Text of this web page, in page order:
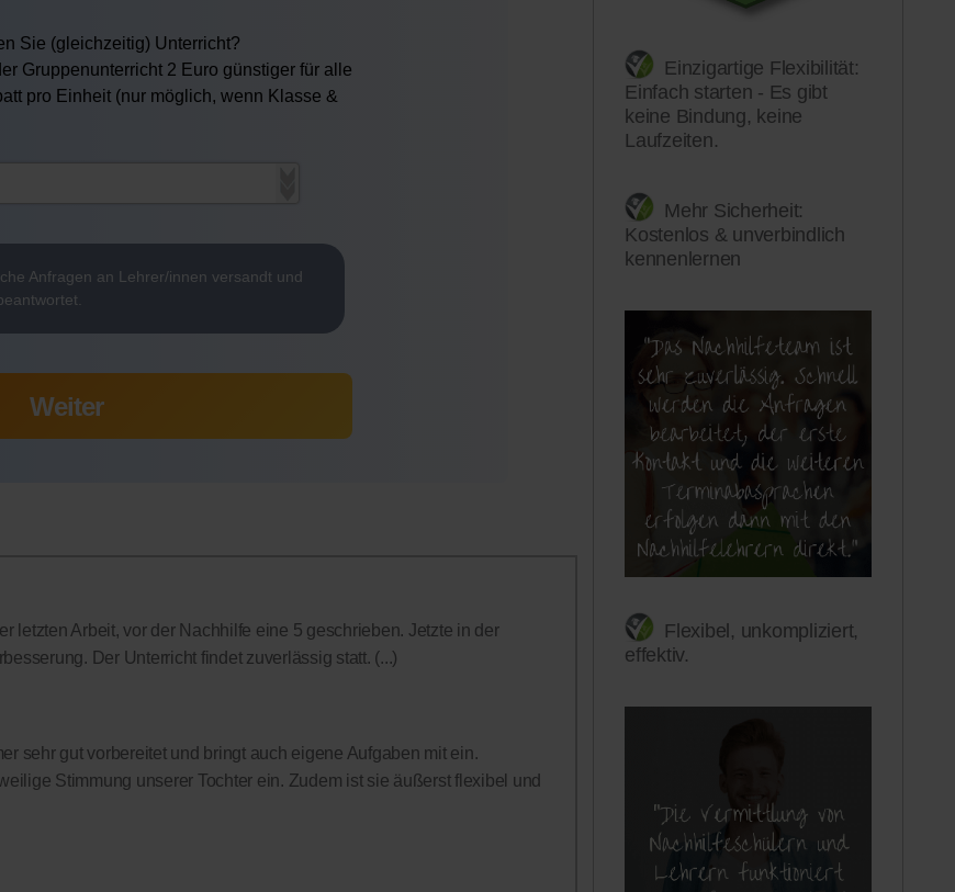
Einzigartige Flexibilität:
Einfach starten - Es gibt
keine Bindung, keine
Laufzeiten.
Mehr Sicherheit:
Kostenlos & unverbindlich
kennenlernen
Flexibel, unkompliziert,
effektiv.
Sie (gleichzeitig) Unterricht?
Gruppenunterricht 2 Euro günstiger für alle
pro Einheit (nur möglich, wenn Klasse &
Anfragen an Lehrer/innen versandt und
letzten Arbeit, vor der Nachhilfe eine 5 geschrieben. Jetzte in der
Der Unterricht findet zuverlässig statt. (...)
sehr gut vorbereitet und bringt auch eigene Aufgaben mit ein.
Stimmung unserer Tochter ein. Zudem ist sie äußerst flexibel und